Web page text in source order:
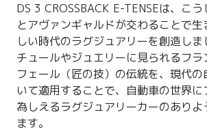
DS 3 CROSSBACK E-TENSEは、こ
とアヴァンギャルドが交わることで生
しい時代のラグジュアリーを創造しま
チュールやジュエリーに見られるフラ
フェール（匠の技）の伝統を、現代
いて適用することで、自動車の世界
為しえるラグジュアリーカーのありよ
ます。